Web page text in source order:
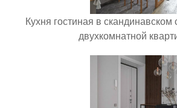
Кухня гостиная в скандинавском
двухкомнатной